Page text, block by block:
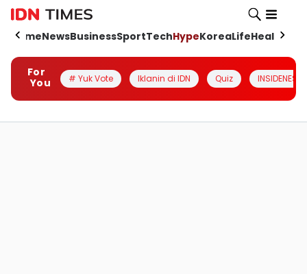
HomeNewsBusinessSportTechHypeKoreaLifeHealth
For
You
# Yuk Vote Iklanin di IDN Quiz INSIDENESIA